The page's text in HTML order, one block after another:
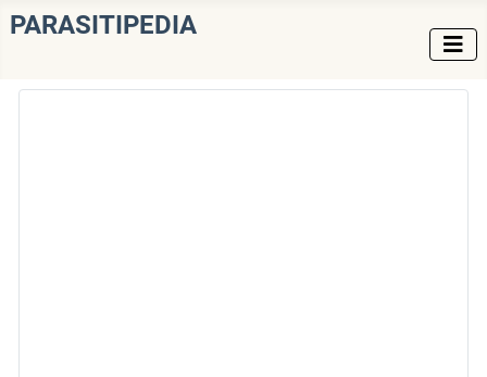
PARASITIPEDIA